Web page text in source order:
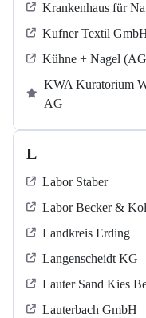
Krankenhaus für
Kufner Textil
Kühne + Nagel
KWA Kuratorium
AG
L
Labor Staber
Labor Becker &
Landkreis Erding
Langenscheidt KG
Lauter Sand Kies
Lauterbach GmbH